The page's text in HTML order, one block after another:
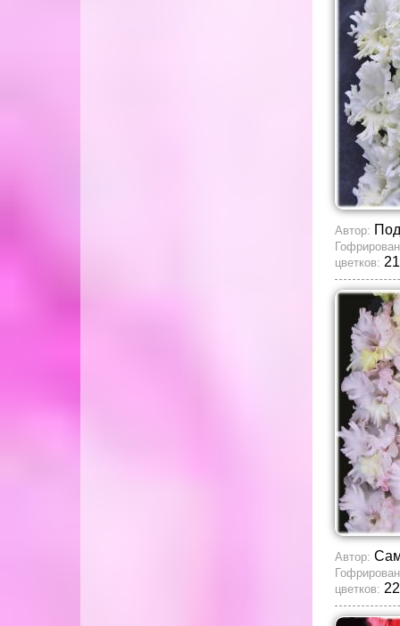
Автор:
цветков:
Автор:
цветков: